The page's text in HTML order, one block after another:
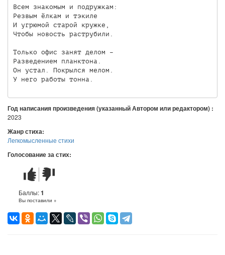
Всем знакомым и подружкам:
Резвым ёлкам и тэкиле
И угрюмой старой кружке,
Чтобы новость раструбили.
Только офис занят делом –
Разведением планктона.
Он устал. Покрылся мелом.
У него работы тонна.
Год написания произведения (указанный Автором или редактором) :
2023
Жанр стиха:
Легкомысленные стихи
Голосование за стих:
Стих
понравился
Стих
не
понравился
Баллы:1
Вы поставили +